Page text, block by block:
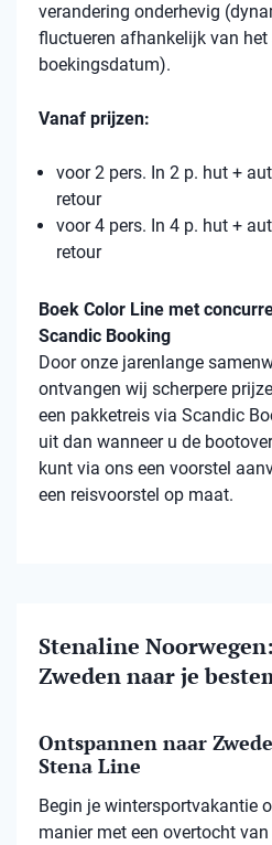
verandering onderhevig
fluctueren afhankelijk van het
boekingsdatum).
Vanaf prijzen:
voor 2 pers. In 2 p. hut +
retour
voor 4 pers. In 4 p. hut +
retour
Boek Color Line met
Scandic Booking
Door onze jarenlange
ontvangen wij scherpere
een pakketreis via Scandic
uit dan wanneer u de
kunt via ons een voorstel
een reisvoorstel op maat.
Stenaline
Zweden naar je
Ontspannen naar
Stena Line
Begin je wintersportvakantie
manier met een overtocht van